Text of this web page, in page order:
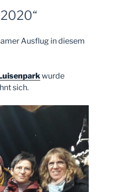
Ausflug in diesem
wurde
sich.